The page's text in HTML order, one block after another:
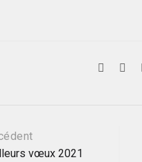
vœux 2021